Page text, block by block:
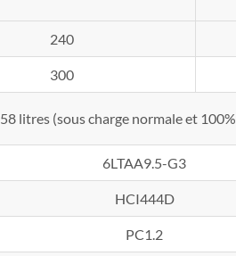
240
300
58 litres (sous charge normale et
6LTAA9.5-G3
HCI444D
PC1.2